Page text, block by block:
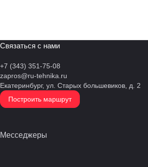
Связаться с нами
+7 (343) 351-75-08
zapros@ru-tehnika.ru
Екатеринбург, ул. Старых большевиков, д. 2
Построить маршрут
Месседжеры